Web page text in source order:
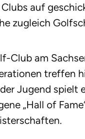
auf
zugleich
Club am
treffen
Jugend spielt
„Hall of